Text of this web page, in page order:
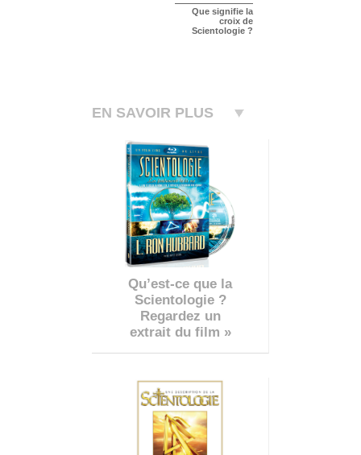
Que signifie la
croix de
Scientologie ?
EN SAVOIR PLUS
Qu’est-ce que la
Scientologie ?
Regardez un
extrait du film »